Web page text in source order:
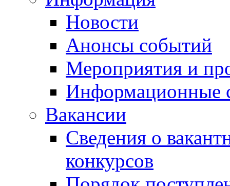
Новости
Анонсы событий
Мероприятия и
Информационные
Вакансии
Сведения о
конкурсов